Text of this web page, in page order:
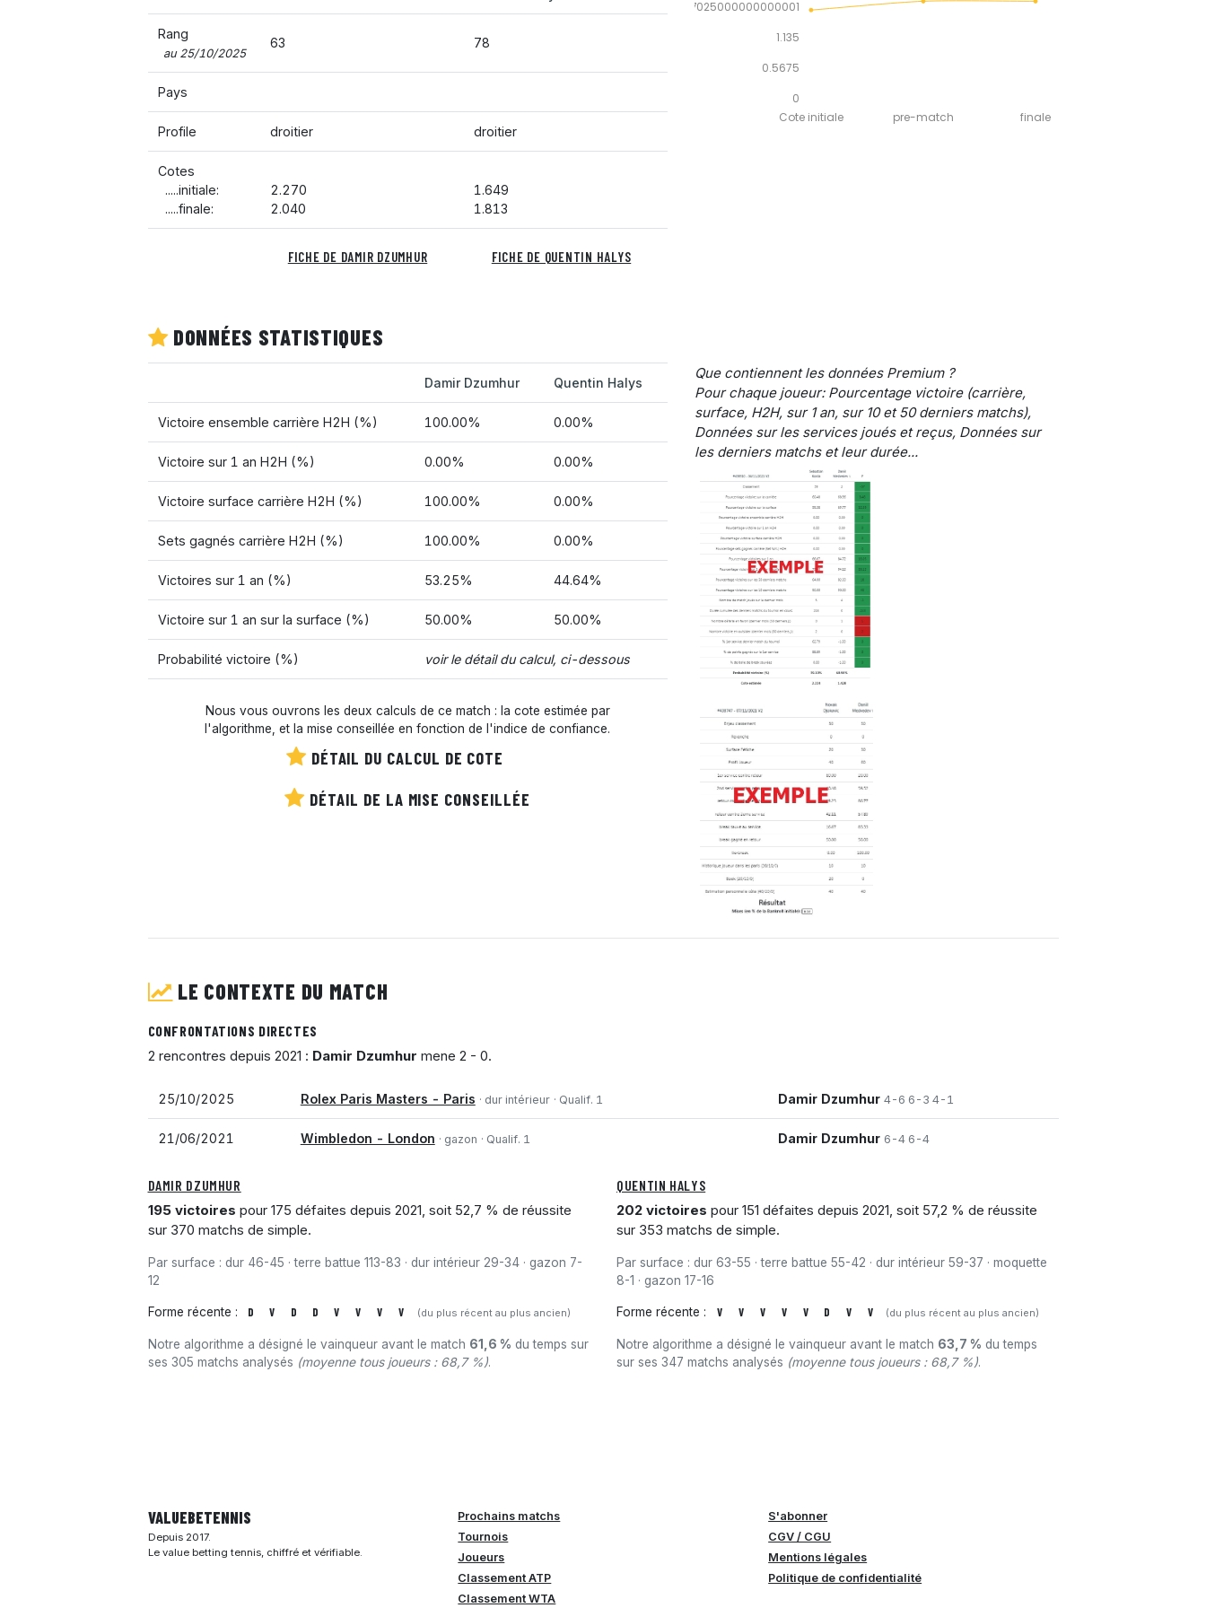
Rang
au 25/10/2025
63 78
Pays
Profile droitier droitier
Cotes
.....initiale:
.....finale:
2.270
2.040
1.649
1.813
FICHE DE DAMIR DZUMHUR FICHE DE QUENTIN HALYS
0
0.5675
1.135
1.7025000000000001
finale
pre-match
Cote initiale
DONNÉES STATISTIQUES
Damir Dzumhur Quentin Halys
Victoire ensemble carrière H2H (%) 100.00% 0.00%
Victoire sur 1 an H2H (%) 0.00% 0.00%
Victoire surface carrière H2H (%) 100.00% 0.00%
Sets gagnés carrière H2H (%) 100.00% 0.00%
Victoires sur 1 an (%) 53.25% 44.64%
Victoire sur 1 an sur la surface (%) 50.00% 50.00%
Probabilité victoire (%) voir le détail du calcul, ci-dessous
Nous vous ouvrons les deux calculs de ce match : la cote estimée par
l'algorithme, et la mise conseillée en fonction de l'indice de confiance.
DÉTAIL DU CALCUL DE COTE
DÉTAIL DE LA MISE CONSEILLÉE
Que contiennent les données Premium ?
Pour chaque joueur: Pourcentage victoire (carrière,
surface, H2H, sur 1 an, sur 10 et 50 derniers matchs),
Données sur les services joués et reçus, Données sur
les derniers matchs et leur durée...
LE CONTEXTE DU MATCH
CONFRONTATIONS DIRECTES
2 rencontres depuis 2021 : Damir Dzumhur mene 2 - 0.
25/10/2025 Rolex Paris Masters - Paris · dur intérieur · Qualif. 1 Damir Dzumhur 4-6 6-3 4-1
21/06/2021 Wimbledon - London · gazon · Qualif. 1 Damir Dzumhur 6-4 6-4
DAMIR DZUMHUR
195 victoires pour 175 défaites depuis 2021, soit 52,7 % de réussite
sur 370 matchs de simple.
Par surface : dur 46-45 · terre battue 113-83 · dur intérieur 29-34 · gazon 7-
12
Forme récente : D V D D V V V V (du plus récent au plus ancien)
Notre algorithme a désigné le vainqueur avant le match 61,6 % du temps sur
ses 305 matchs analysés (moyenne tous joueurs : 68,7 %).
QUENTIN HALYS
202 victoires pour 151 défaites depuis 2021, soit 57,2 % de réussite
sur 353 matchs de simple.
Par surface : dur 63-55 · terre battue 55-42 · dur intérieur 59-37 · moquette
8-1 · gazon 17-16
Forme récente : V V V V V D V V (du plus récent au plus ancien)
Notre algorithme a désigné le vainqueur avant le match 63,7 % du temps
sur ses 347 matchs analysés (moyenne tous joueurs : 68,7 %).
VALUEBETENNIS
Depuis 2017.
Le value betting tennis, chiffré et vérifiable.
Prochains matchs
Tournois
Joueurs
Classement ATP
Classement WTA
S'abonner
CGV / CGU
Mentions légales
Politique de confidentialité